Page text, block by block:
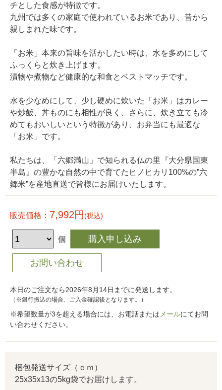
チとした食感が特徴です。
九州では多くの家庭で使われているお米であり、昔から
親しまれた味です。
「お米」本来の旨味を活かしたい時は、水を多めにして
ふっくらと炊き上げます。
漬物や煮物など健康的な和食とベストマッチです。
水を少なめにして、少し硬めに炊いた「お米」はカレー
や炒飯、丼ものにも相性が良く、さらに、炊き立ても冷
めてもおいしいという特徴があり、お弁当にも最適な
「お米」です。
私たちは、「六郷満山」で知られる仏の里『大分県国東
半島』の豊かな自然の中で育てたヒノヒカリ100%の”六
郷米”を産地直送で皆様にお届けいたします。
販売価格： 7,992円(税込)
個
本日のご注文なら2026年8月14日までに発送します。
（※銀行振込の場合、ご入金確認後となります。）
※希望数量が3を超える場合には、お電話またはメールにてお問
い合わせください。
梱包発送サイズ（ｃｍ）
25x35x13の5kg袋でお届けします。